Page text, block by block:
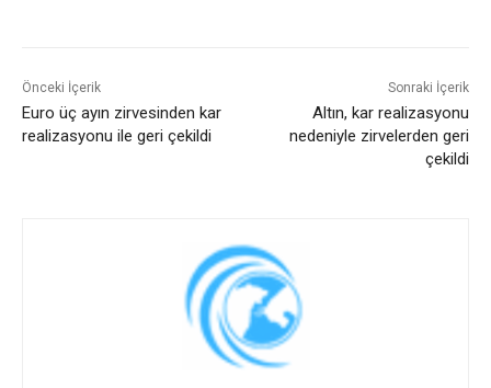
Önceki İçerik
Euro üç ayın zirvesinden kar
realizasyonu ile geri çekildi
Sonraki İçerik
Altın, kar realizasyonu
nedeniyle zirvelerden geri
çekildi